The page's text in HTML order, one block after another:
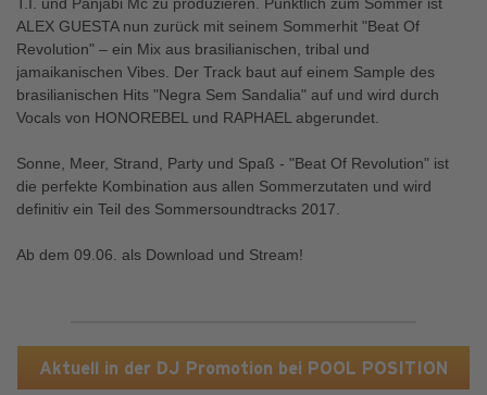
Aktuell in der DJ Promotion bei POOL POSITION
ALEX GUESTA nun zurück mit seinem Sommerhit "Beat Of
Revolution" – ein Mix aus brasilianischen, tribal und
jamaikanischen Vibes. Der Track baut auf einem Sample des
brasilianischen Hits "Negra Sem Sandalia" auf und wird durch
Vocals von HONOREBEL und RAPHAEL abgerundet.
Sonne, Meer, Strand, Party und Spaß - "Beat Of Revolution" ist
die perfekte Kombination aus allen Sommerzutaten und wird
definitiv ein Teil des Sommersoundtracks 2017.
Ab dem 09.06. als Download und Stream!